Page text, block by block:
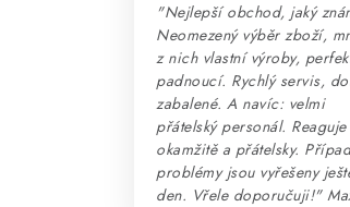
"Nejlepší obchod, jaký
Neomezený výběr zboží,
z nich vlastní výroby,
padnoucí. Rychlý servis,
zabalené. A navíc: velmi
přátelský personál. Reaguje
okamžitě a přátelsky.
problémy jsou vyřešeny
den. Vřele doporučuji!"